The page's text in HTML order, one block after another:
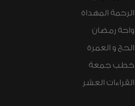
الرحمة المهداة
واحة رمضان
الحج و العمرة
خطب جمعة
القراءات العشر